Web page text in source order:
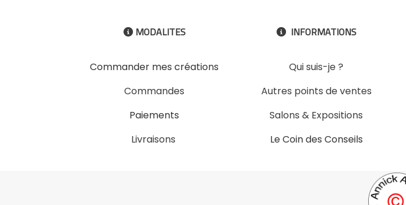
 MODALITES
Commander mes créations
Commandes
Paiements
Livraisons
 INFORMATIONS
Qui suis-je ?
Autres points de ventes
Salons & Expositions
Le Coin des Conseils